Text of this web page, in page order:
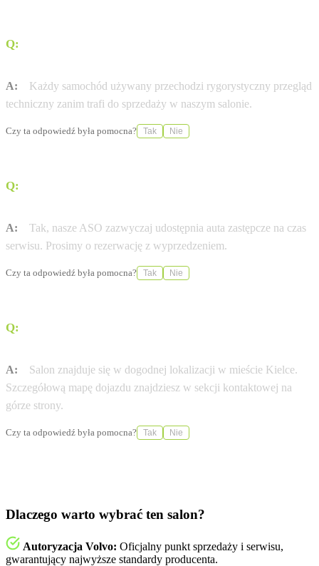
Q:
A:
Każdy samochód używany przechodzi rygorystyczny przegląd
techniczny zanim trafi do sprzedaży w naszym salonie.
Czy ta odpowiedź była pomocna? Tak Nie
Q:
A:
Tak, nasze ASO zazwyczaj udostępnia auta zastępcze na czas
serwisu. Prosimy o rezerwację z wyprzedzeniem.
Czy ta odpowiedź była pomocna? Tak Nie
Q:
A:
Salon znajduje się w dogodnej lokalizacji w mieście Kielce.
Szczegółową mapę dojazdu znajdziesz w sekcji kontaktowej na
górze strony.
Czy ta odpowiedź była pomocna? Tak Nie
Dlaczego warto wybrać ten salon?
Autoryzacja Volvo: Oficjalny punkt sprzedaży i serwisu,
gwarantujący najwyższe standardy producenta.